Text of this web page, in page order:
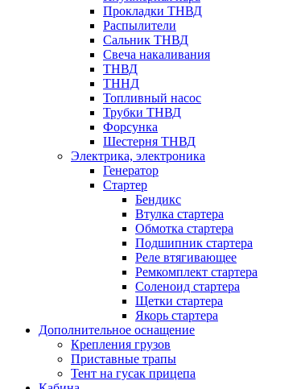
Прокладки ТНВД
Распылители
Сальник ТНВД
Свеча накаливания
ТНВД
ТННД
Топливный насос
Трубки ТНВД
Форсунка
Шестерня ТНВД
Электрика, электроника
Генератор
Стартер
Бендикс
Втулка стартера
Обмотка стартера
Подшипник стартера
Реле втягивающее
Ремкомплект стартера
Соленоид стартера
Щетки стартера
Якорь стартера
Дополнительное оснащение
Крепления грузов
Приставные трапы
Тент на гусак прицепа